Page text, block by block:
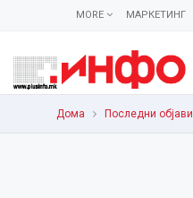
МАРКЕТИНГ
MORE
Дома Последни објави